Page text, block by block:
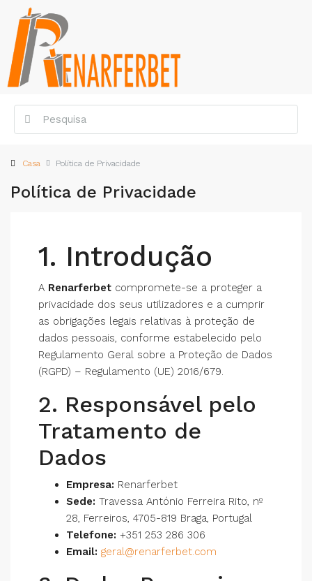
Casa Política de Privacidade
Política de Privacidade
1. Introdução
A Renarferbet compromete-se a proteger a
privacidade dos seus utilizadores e a cumprir
as obrigações legais relativas à proteção de
dados pessoais, conforme estabelecido pelo
Regulamento Geral sobre a Proteção de Dados
(RGPD) – Regulamento (UE) 2016/679.
2. Responsável pelo
Tratamento de
Dados
Empresa: Renarferbet
Sede: Travessa António Ferreira Rito, nº
28, Ferreiros, 4705-819 Braga, Portugal
Telefone: +351 253 286 306
Email: geral@renarferbet.com